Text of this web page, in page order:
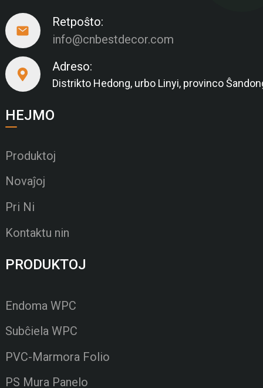
Retpoŝto:
info@cnbestdecor.com
Adreso:
Distrikto Hedong, urbo Linyi, provinco
HEJMO
Produktoj
Novaĵoj
Pri Ni
Kontaktu nin
PRODUKTOJ
Endoma WPC
Subĉiela WPC
PVC-Marmora Folio
PS Mura Panelo